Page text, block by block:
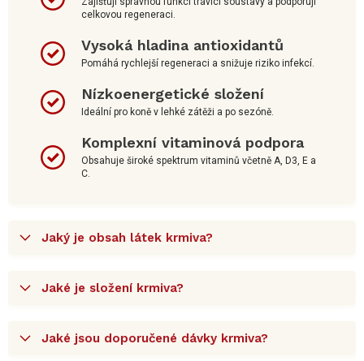
celkovou regeneraci.
Vysoká hladina antioxidantů
Pomáhá rychlejší regeneraci a snižuje riziko infekcí.
Nízkoenergetické složení
Ideální pro koně v lehké zátěži a po sezóně.
Komplexní vitaminová podpora
Obsahuje široké spektrum vitaminů včetně A, D3, E a
C.
Jaký je obsah látek krmiva?
Jaké je složení krmiva?
Jaké jsou doporučené dávky krmiva?